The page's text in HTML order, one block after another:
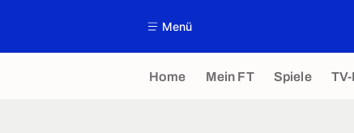
Menü
Home Mein FT Spiele